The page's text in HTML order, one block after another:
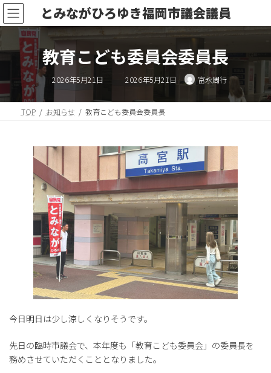
コ
ン
テ
ツ
ス
ッ
ナ
ビ
ゲ
シ
ン
移
とみながひろゆき福岡市議会議員
教育こども委員会委員長
2026年5月21日 最
終
日
時
2026年5月21日 富永周行
TOP お知らせ 教育こども委員会委員長
今日明日は少し涼しくなりそうです。
先日の臨時市議会で、本年度も「教育こども委員会」の委員長を
務めさせていただくこととなりました。